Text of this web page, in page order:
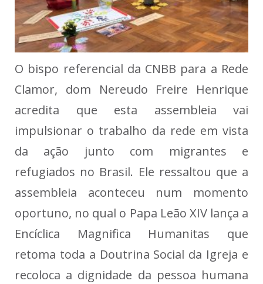
O bispo referencial da CNBB para a Rede
Clamor, dom Nereudo Freire Henrique
acredita que esta assembleia vai
impulsionar o trabalho da rede em vista
da ação junto com migrantes e
refugiados no Brasil. Ele ressaltou que a
assembleia aconteceu num momento
oportuno, no qual o Papa Leão XIV lança a
Encíclica Magnifica Humanitas que
retoma toda a Doutrina Social da Igreja e
recoloca a dignidade da pessoa humana